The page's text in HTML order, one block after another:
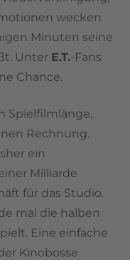
wecken
Minuten seine
Unter E.T.-Fans
Chance.
Spielfilmlänge,
Rechnung.
ein
Milliarde
für das Studio.
mal die halben
Eine einfache
Kinobosse